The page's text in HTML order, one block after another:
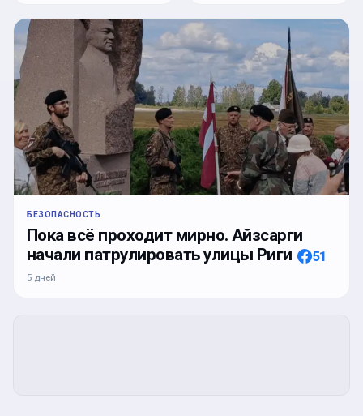
БЕЗОПАСНОСТЬ
Пока всё проходит мирно. Айзсарги
начали патрулировать улицы Риги
51
5 дней